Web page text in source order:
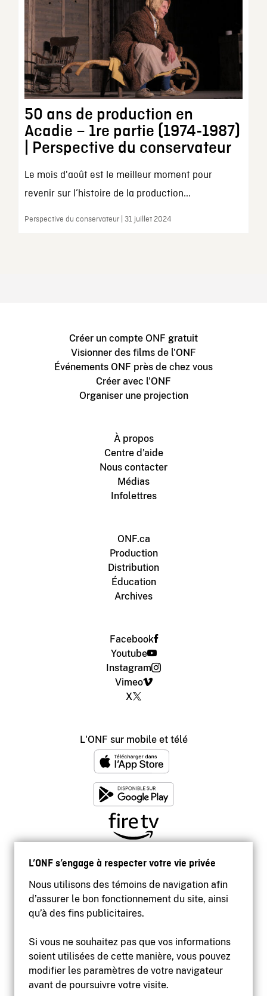
L’ONF s’engage à respecter votre vie privée
Nous utilisons des témoins de navigation afin
d’assurer le bon fonctionnement du site, ainsi
qu’à des fins publicitaires.
Si vous ne souhaitez pas que vos informations
soient utilisées de cette manière, vous pouvez
modifier les paramètres de votre navigateur
avant de poursuivre votre visite.
50 ans de production en
Acadie – 1re partie (1974-1987)
| Perspective du conservateur
Le mois d'août est le meilleur moment pour
revenir sur l’histoire de la production...
Perspective du conservateur | 31 juillet 2024
Créer un compte ONF gratuit
Visionner des films de l'ONF
Événements ONF près de chez vous
Créer avec l'ONF
Organiser une projection
À propos
Centre d'aide
Nous contacter
Médias
Infolettres
ONF.ca
Production
Distribution
Éducation
Archives
Facebook
Youtube
Instagram
Vimeo
X
L'ONF sur mobile et télé
Accessibilité
Site institutionnel